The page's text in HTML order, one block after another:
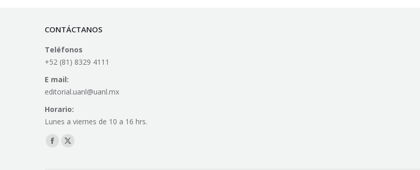
CONTÁCTANOS
Teléfonos
+52 (81) 8329 4111
E mail:
editorial.uanl@uanl.mx
Horario:
Lunes a viernes de 10 a 16 hrs.
Find us on:
Facebook
X